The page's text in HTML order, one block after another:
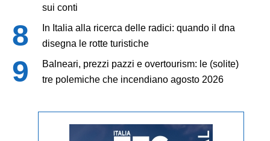
sui conti
In Italia alla ricerca delle radici: quando il dna
disegna le rotte turistiche
Balneari, prezzi pazzi e overtourism: le (solite)
tre polemiche che incendiano agosto 2026